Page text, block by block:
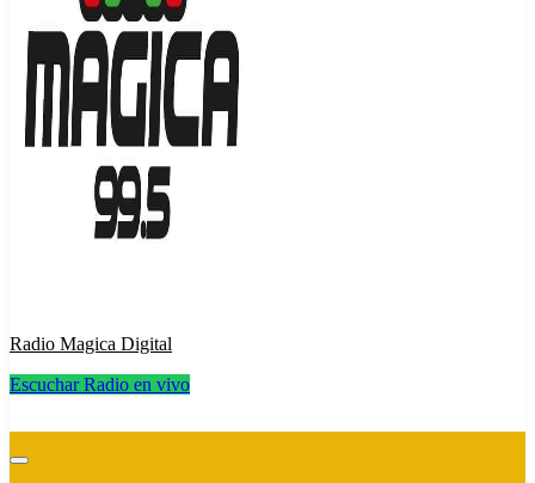
Radio Magica Digital
Escuchar Radio en vivo